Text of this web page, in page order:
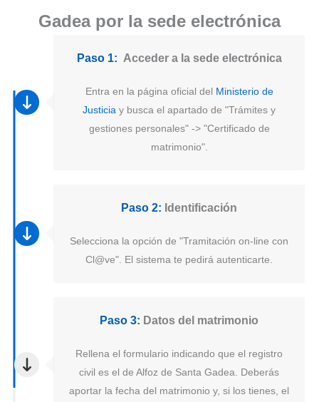
Gadea por la sede electrónica
Paso 1: Acceder a la sede electrónica
Entra en la página oficial del Ministerio de
Justicia y busca el apartado de "Trámites y
gestiones personales" -> "Certificado de
matrimonio".
Paso 2: Identificación
Selecciona la opción de "Tramitación on-line con
Cl@ve". El sistema te pedirá autenticarte.
Paso 3: Datos del matrimonio
Rellena el formulario indicando que el registro
civil es el de Alfoz de Santa Gadea. Deberás
aportar la fecha del matrimonio y, si los tienes, el